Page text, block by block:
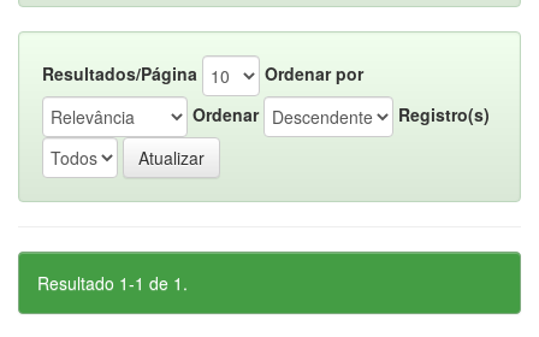
Resultados/Página
Ordenar por
Ordenar
Registro(s)
Resultado 1-1 de 1.